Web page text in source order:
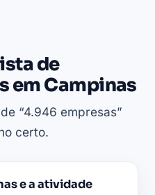
de
em Campinas
“4.946 empresas”
certo.
e a atividade